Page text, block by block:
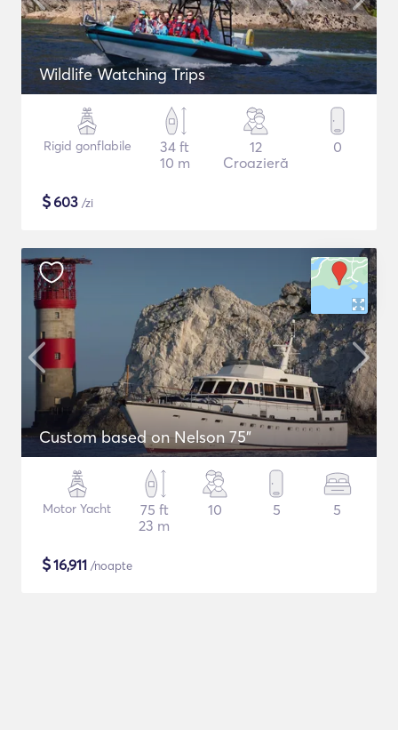
Wildlife Watching Trips
Rigid gonflabile
34 ft
10 m
12
Croazieră
0
$603 /zi
Custom based on Nelson 75"
Motor Yacht
75 ft
23 m
10 5 5
$16,911 /noapte